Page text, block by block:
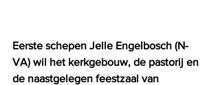
Eerste schepen Jelle Engelbosch (N-
VA) wil het kerkgebouw, de pastorij en
de naastgelegen feestzaal van